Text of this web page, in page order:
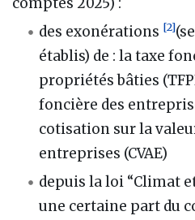
des exonérations [2]
établis) de : la taxe
propriétés bâties
foncière des
cotisation sur la
entreprises (CVAE)
depuis la loi “Climat
une certaine part du